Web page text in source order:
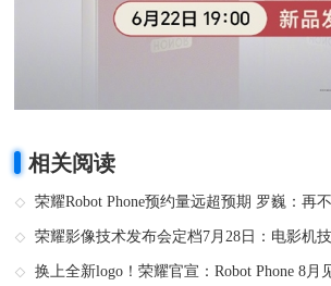
相关阅读
荣耀Robot Phone预约量远超预期 罗巍：再
牛手里拿了
荣耀影像技术发布会定档7月28日：电影机
换上全新logo！荣耀官宣：Robot Phone 8月